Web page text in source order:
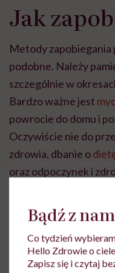
Jak
Metody zapobiegania
podobne. Należy
szczególnie w
Bardzo ważne jest
powrocie do domu i
Oczywiście nie do
zdrowia, dbanie o
oraz odpoczynek i
Bądź z
Co tydzień
Hello Zdrowie o
Zapisz się i czytaj